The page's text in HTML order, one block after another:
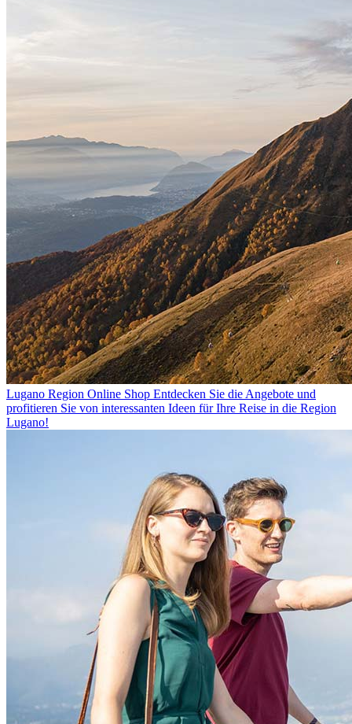
Lugano Region Online Shop Entdecken Sie die Angebote und
profitieren Sie von interessanten Ideen für Ihre Reise in die Region
Lugano!